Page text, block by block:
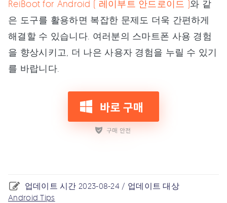
ReiBoot for Android ( 레이부트 안드로이드 )와 같
은 도구를 활용하면 복잡한 문제도 더욱 간편하게
해결할 수 있습니다. 여러분의 스마트폰 사용 경험
을 향상시키고, 더 나은 사용자 경험을 누릴 수 있기
를 바랍니다.
업데이트 시간 2023-08-24 / 업데이트 대상
Android Tips